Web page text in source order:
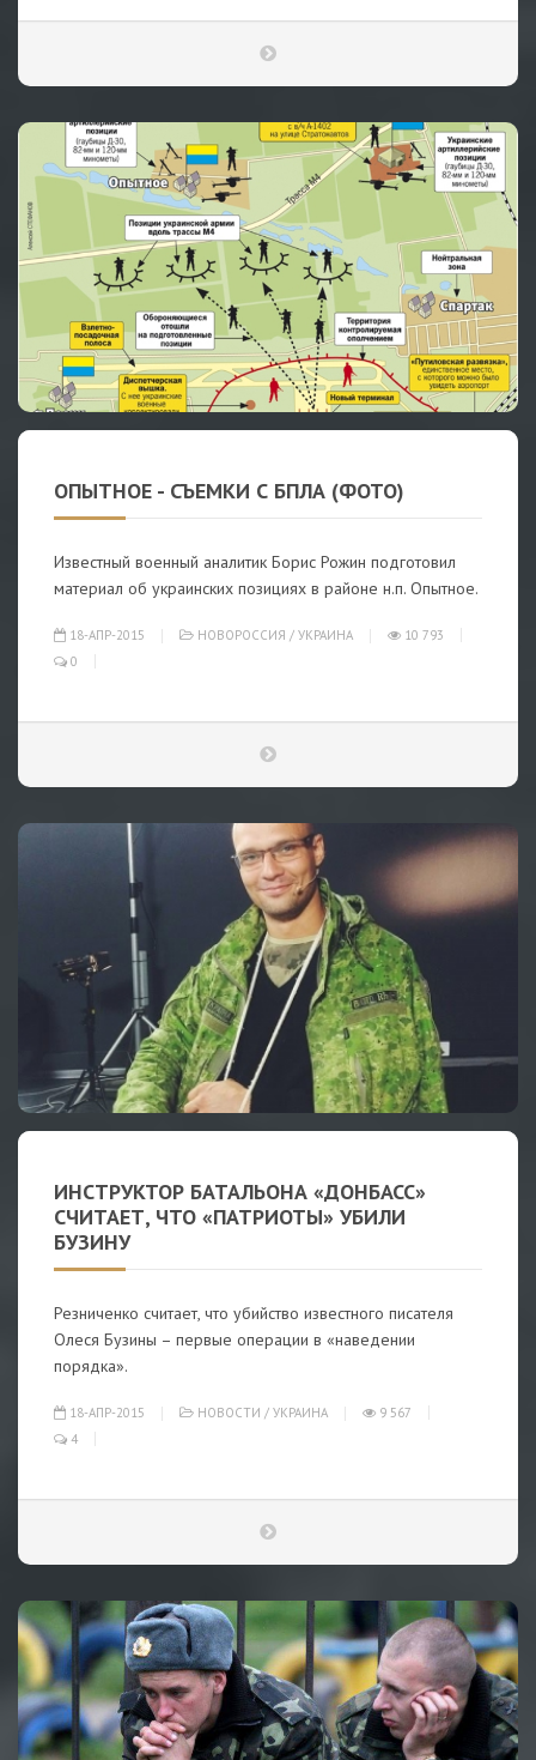
ОПЫТНОЕ - СЪЕМКИ С БПЛА (ФОТО)
Известный военный аналитик Борис Рожин подготовил
материал об украинских позициях в районе н.п. Опытное.
18-АПР-2015 НОВОРОССИЯ / УКРАИНА
10 793
0
ИНСТРУКТОР БАТАЛЬОНА «ДОНБАСС»
СЧИТАЕТ, ЧТО «ПАТРИОТЫ» УБИЛИ
БУЗИНУ
Резниченко считает, что убийство известного писателя
Олеся Бузины – первые операции в «наведении
порядка».
18-АПР-2015 НОВОСТИ / УКРАИНА
9 567
4